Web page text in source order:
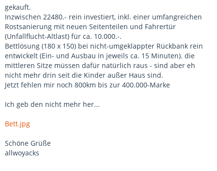
gekauft.
Inzwischen 22480.- rein investiert, inkl. einer umfangreichen
Rostsanierung mit neuen Seitenteilen und Fahrertür
(Unfallflucht-Altlast) für ca. 10.000.-.
Bettlösung (180 x 150) bei nicht-umgeklappter Rückbank rein
entwickelt (Ein- und Ausbau in jeweils ca. 15 Minuten). die
mittleren Sitze müssen dafür natürlich raus - sind aber eh
nicht mehr drin seit die Kinder außer Haus sind.
Jetzt fehlen mir noch 800km bis zur 400.000-Marke
Ich geb den nicht mehr her...
Bett.jpg
Schöne Grüße
allwoyacks